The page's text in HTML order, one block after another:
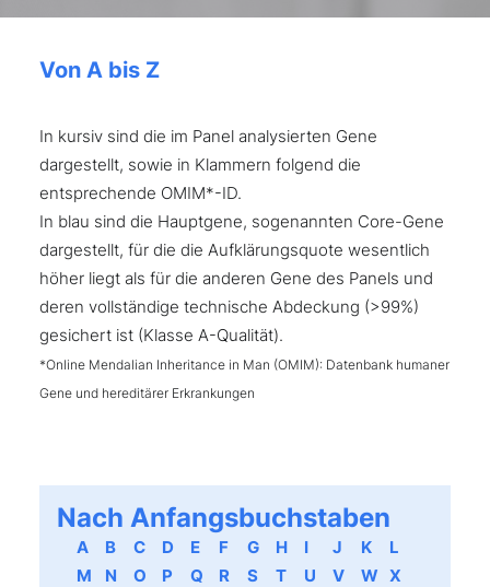
Von A bis Z
In kursiv sind die im Panel analysierten Gene
dargestellt, sowie in Klammern folgend die
entsprechende OMIM*-ID.
In blau sind die Hauptgene, sogenannten Core-Gene
dargestellt, für die die Aufklärungsquote wesentlich
höher liegt als für die anderen Gene des Panels und
deren vollständige technische Abdeckung (>99%)
gesichert ist (Klasse A-Qualität).
*Online Mendalian Inheritance in Man (OMIM): Datenbank humaner
Gene und hereditärer Erkrankungen
Nach Anfangsbuchstaben
A B C D E F G H I J K
L
M
N O P Q R S T U V W X